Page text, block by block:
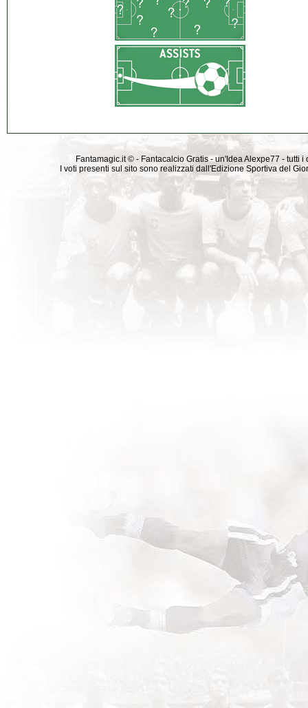
Fantamagic.it © - Fantacalcio Gratis - un'Idea Alexpe77 -
I voti presenti sul sito sono realizzati dall'Edizione Sportiva del